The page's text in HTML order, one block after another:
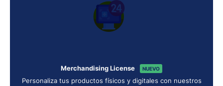
Merchandising License NUEVO
Personaliza tus productos físicos y digitales con nuestros